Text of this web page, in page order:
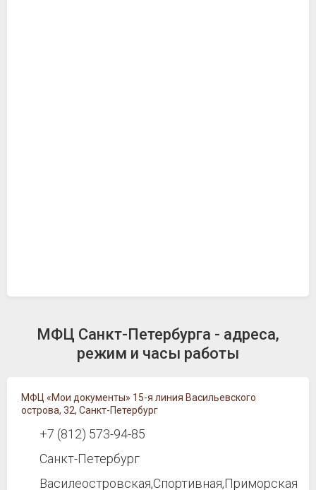
МФЦ Санкт-Петербурга - адреса,
режим и часы работы
МФЦ «Мои документы» 15-я линия Васильевского
острова, 32, Санкт-Петербург
+7 (812) 573-94-85
Санкт-Петербург
Василеостровская,Спортивная,Приморская